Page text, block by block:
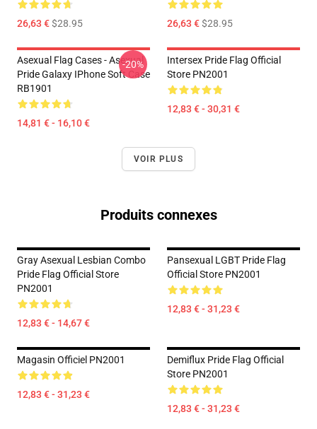
26,63 €$28.95 26,63 €$28.95
Asexual Flag Cases - Asexual
Pride Galaxy IPhone Soft Case
RB1901
14,81 € - 16,10 €
-20%
Intersex Pride Flag Official
Store PN2001
12,83 € - 30,31 €
VOIR PLUS
Produits connexes
Gray Asexual Lesbian Combo
Pride Flag Official Store
PN2001
12,83 € - 14,67 €
Pansexual LGBT Pride Flag
Official Store PN2001
12,83 € - 31,23 €
Magasin Officiel PN2001
12,83 € - 31,23 €
Demiflux Pride Flag Official
Store PN2001
12,83 € - 31,23 €